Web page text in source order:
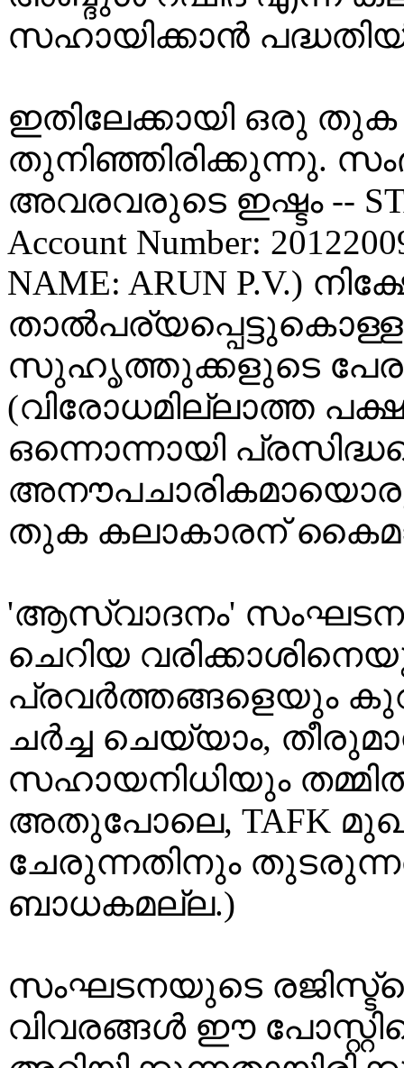
സഹായിക്കാൻ
ഇതിലേക്കായി ഒരു തുക
തുനിഞ്ഞിരിക്കുന്നു.
അവരവരുടെ ഇഷ്ടം --
Account Number:
NAME: ARUN P.V.)
സുഹൃത്തുക്കളുടെ
(വിരോധമില്ലാത്ത
ഒന്നൊന്നായി
അനൗപചാരികമായൊരു
തുക കലാകാരന്
'ആസ്വാദനം'
ചെറിയ
പ്രവർത്തങ്ങളെയും
ചർച്ച ചെയ്യാം,
സഹായനിധിയും
അതുപോലെ, TAFK
ചേരുന്നതിനും
ബാധകമല്ല.)
സംഘടനയുടെ
വിവരങ്ങൾ ഈ